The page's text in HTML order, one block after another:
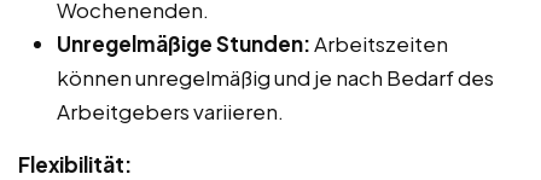
Wochenenden.
Unregelmäßige Stunden:Arbeitszeiten
können unregelmäßig und je nach Bedarf des
Arbeitgebers variieren.
Flexibilität: